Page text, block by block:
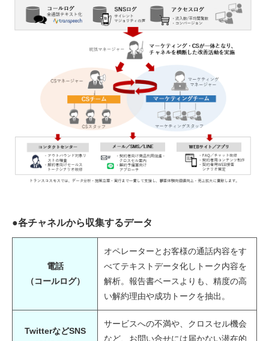
●各チャネルから収集するデータ
電話
（コールログ）
オペレーターとお客様の通話内容をす
べてテキストデータ化しトーク内容を
解析。報告書ベースよりも、精度の高
い解約理由や成功トークを抽出。
TwitterなどSNS
サービスへの不満や、クロスセル機会
など、お問い合せには届かない潜在的